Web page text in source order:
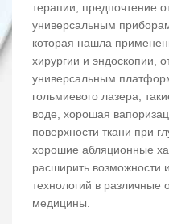
терапии, предпочтение
универсальным
которая нашла
хирургии и эндоскопии,
универсальным
гольмиевого лазера,
воде, хорошая
поверхности ткани при
хорошие абляционные
расширить возможности
технологий в различные
медицины.